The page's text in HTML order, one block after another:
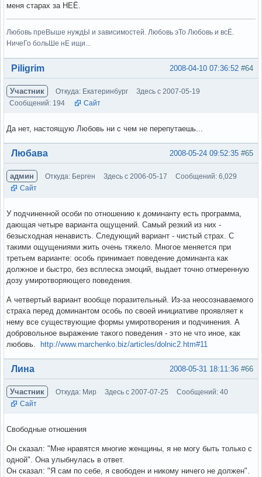
меня старах за НЕЁ.
Любовь преВыше нуждЫ и зависимостей. Любовь эТо Любовь и всЁ.
НичеГо больШе нЕ ищи...
Вне форума #64
2008-04-10 07:36:52
Piligrim
Участник Откуда: Екатеринбург
Здесь с 2007-05-19
Сообщений: 194
Сайт
Да нет, настоящую Любовь ни с чем не перепутаешь...
Вне форума #65
2008-05-24 09:52:35
Любава
админ Откуда: Берген Здесь с 2006-05-17
Сообщений: 6,029
Сайт
У подчиненной особи по отношению к доминанту есть программа,
дающая четыре варианта ощущений. Самый резкий из них -
безысходная ненависть. Следующий вариант - чистый страх. С
такими ощущениями жить очень тяжело. Многое меняется при
третьем варианте: особь принимает поведение доминанта как
должное и быстро, без всплеска эмоций, выдает точно отмеренную
дозу умиротворяющего поведения.
А четвертый вариант вообще поразительный. Из-за неосознаваемого
страха перед доминантом особь по своей инициативе проявляет к
нему все существующие формы умиротворения и подчинения. А
добровольное выражение такого поведения - это не что иное, как
любовь.
http://www.marchenko.biz/articles/dolnic2.htm#11
Вне форума #66
2008-05-31 18:11:36
Лина
Участник Откуда: Мир Здесь с 2007-07-25
Сообщений: 40
Сайт
Свободные отношения
Он сказал: "Мне нравятся многие женщины, я не могу быть только с
одной". Она улыбнулась в ответ.
Он сказал: "Я сам по себе, я свободен и никому ничего не должен".